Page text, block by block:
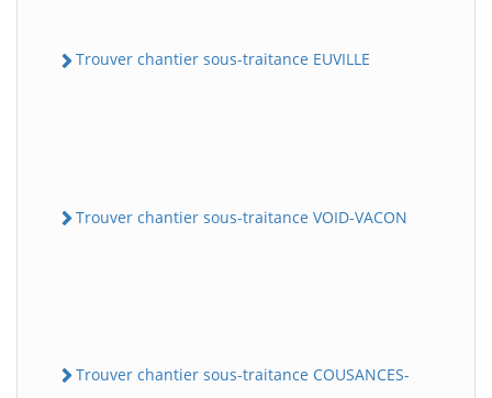
Trouver chantier sous-traitance EUVILLE
Trouver chantier sous-traitance VOID-VACON
Trouver chantier sous-traitance COUSANCES-